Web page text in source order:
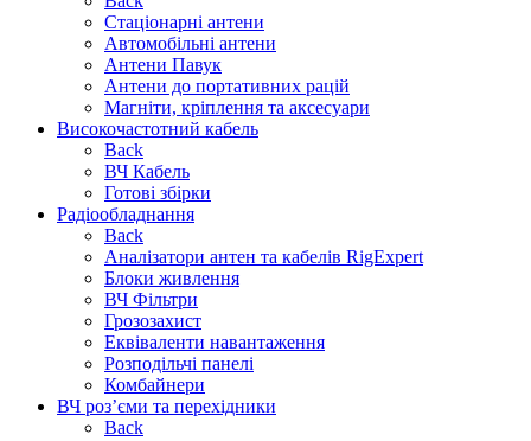
Стаціонарні антени
Автомобільні антени
Антени Павук
Антени до портативних рацій
Магніти, кріплення та аксесуари
Високочастотний кабель
Back
ВЧ Кабель
Готові збірки
Радіообладнання
Back
Аналізатори антен та кабелів RigExpert
Блоки живлення
ВЧ Фільтри
Грозозахист
Еквіваленти навантаження
Розподільчі панелі
Комбайнери
ВЧ роз’єми та перехідники
Back